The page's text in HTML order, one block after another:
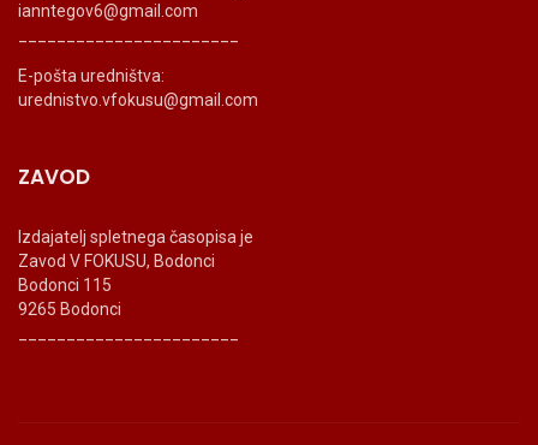
ianntegov6@gmail.com
E-pošta uredništva:
urednistvo.vfokusu@gmail.com
ZAVOD
Izdajatelj spletnega časopisa je
Zavod V FOKUSU, Bodonci
Bodonci 115
9265 Bodonci